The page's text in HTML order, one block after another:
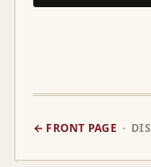
← FRONT PAGE ·